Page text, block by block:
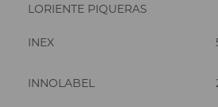
LORIENTE PIQUERAS
INEX
INNOLABEL